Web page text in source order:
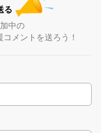
る
中の
メントを送ろう！